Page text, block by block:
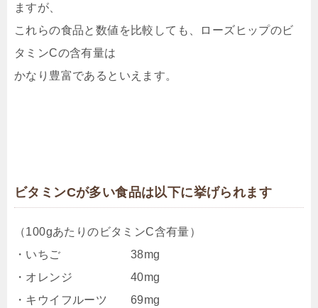
ますが、
これらの食品と数値を比較しても、ローズヒップのビ
タミンCの含有量は
かなり豊富であるといえます。
ビタミンCが多い食品は以下に挙げられます
（100gあたりのビタミンC含有量）
・いちご 38mg
・オレンジ 40mg
・キウイフルーツ 69mg